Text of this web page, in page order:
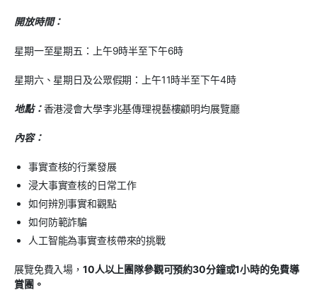
開放時間：
星期一至星期五：上午9時半至下午6時
星期六、星期日及公眾假期：上午11時半至下午4時
地點：香港浸會大學李兆基傳理視藝樓顧明均展覽廳
內容：
事實查核的行業發展
浸大事實查核的日常工作
如何辨別事實和觀點
如何防範詐騙
人工智能為事實查核帶來的挑戰
展覽免費入場， 10人以上團隊參觀可預約30分鐘或1小時的免費導
賞團。